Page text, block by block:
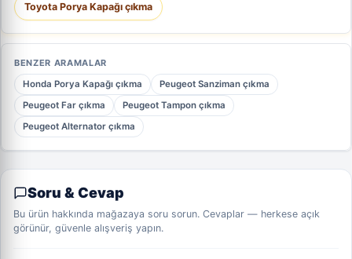
Toyota Porya Kapağı çıkma
BENZER ARAMALAR
Honda Porya Kapağı çıkma
Peugeot Sanziman çıkma
Peugeot Far çıkma
Peugeot Tampon çıkma
Peugeot Alternator çıkma
Soru & Cevap
Bu ürün hakkında mağazaya soru sorun. Cevaplar — herkese açık
görünür, güvenle alışveriş yapın.